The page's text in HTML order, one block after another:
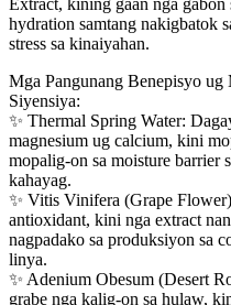
hydration samtang nakigbatok
stress sa kinaiyahan.
‌Mga Pangunang Benepisyo ug
Siyensiya:‌
✨ ‌Thermal Spring Water‌:
magnesium ug calcium, kini
mopalig-on sa moisture barrier
kahayag.
✨ ‌Vitis Vinifera (Grape
antioxidant, kini nga extract
nagpadako sa produksiyon sa
linya.
✨ ‌Adenium Obesum (Desert
grabe nga kalig-on sa hulaw,